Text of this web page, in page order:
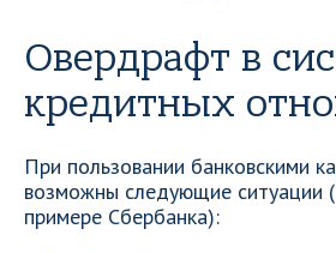
Овердрафт в
кредитных
При пользовании банковскими
возможны следующие ситуации
примере Сбербанка):